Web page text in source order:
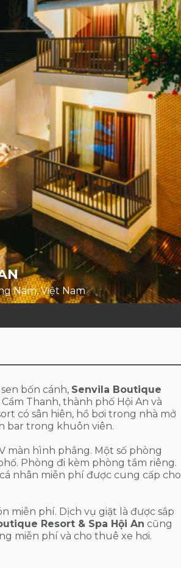
Nam, Việt Nam
bốn cánh, Senvila Boutique
Thanh, thành phố Hội An và
có sân hiên, hồ bơi trong nhà mở
bar trong khuôn viên.
màn hình phẳng. Một số phòng
Phòng đi kèm phòng tắm riêng.
nhân miễn phí được cung cấp cho
miễn phí. Dịch vụ giặt là được sắp
Resort & Spa Hội An cũng
miễn phí và cho thuê xe hơi.